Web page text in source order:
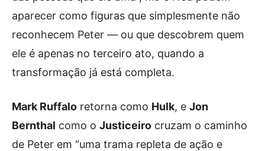
aparecer como figuras que simplesmente não
reconhecem Peter — ou que descobrem quem
ele é apenas no terceiro ato, quando a
transformação já está completa.
Mark Ruffalo retorna como Hulk, e Jon
Bernthal como o Justiceiro cruzam o caminho
de Peter em “uma trama repleta de ação e